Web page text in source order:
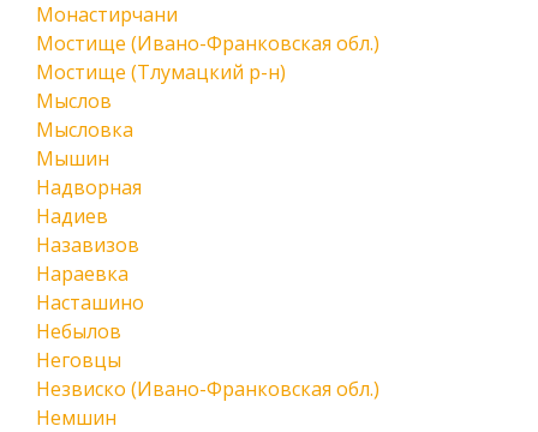
Монастирчани
Мостище (Ивано-Франковская обл.)
Мостище (Тлумацкий р-н)
Мыслов
Мысловка
Мышин
Надворная
Надиев
Назавизов
Нараевка
Насташино
Небылов
Неговцы
Незвиско (Ивано-Франковская обл.)
Немшин